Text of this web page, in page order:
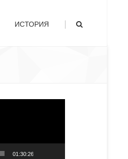
ИСТОРИЯ |
01:30:26